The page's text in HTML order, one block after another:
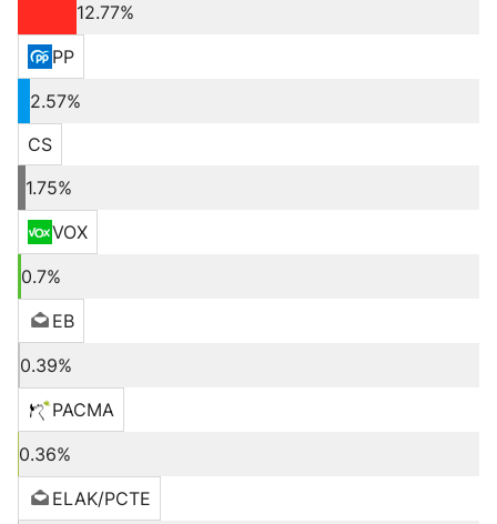
12.77%
PP
2.57%
CS
1.75%
VOX
0.7%
EB
0.39%
PACMA
0.36%
ELAK/PCTE